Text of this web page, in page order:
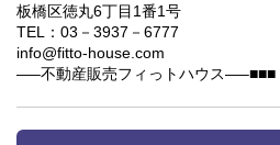
板橋区徳丸6丁目1番1号
TEL：03－3937－6777
info@fitto-house.com
—–不動産販売フィっトハウス—–■■■